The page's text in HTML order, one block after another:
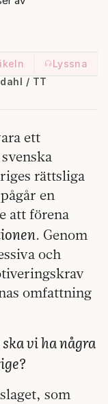
Lyssna
/ TT
ett
rättsliga
en
att förena
. Genom
och
omfattning
ska vi ha några
som